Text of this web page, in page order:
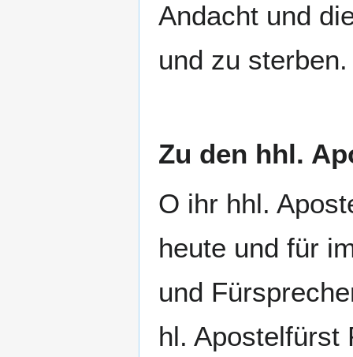
Andacht und
und zu
Zu den hhl.
O ihr hhl.
heute und für
und
hl. Apostelfürst